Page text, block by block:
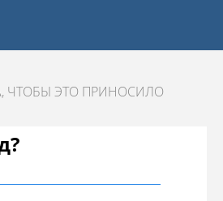
ЧТОБЫ ЭТО ПРИНОСИЛО